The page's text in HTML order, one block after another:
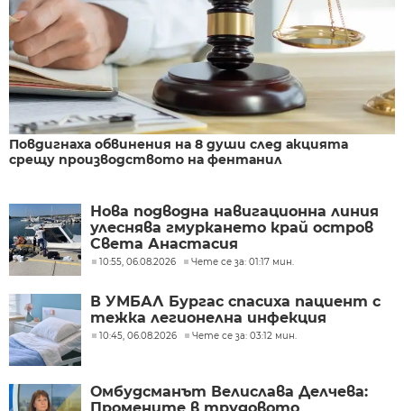
Повдигнаха обвинения на 8 души след акцията
срещу производството на фентанил
Нова подводна навигационна линия
улеснява гмуркането край остров
Света Анастасия
10:55, 06.08.2026 Чете се за: 01:17 мин.
В УМБАЛ Бургас спасиха пациент с
тежка легионелна инфекция
10:45, 06.08.2026 Чете се за: 03:12 мин.
Омбудсманът Велислава Делчева:
Промените в трудовото